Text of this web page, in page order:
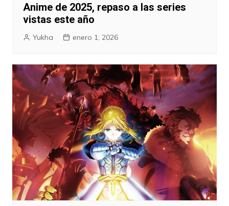
Anime de 2025, repaso a las series
vistas este año
Yukha enero 1, 2026